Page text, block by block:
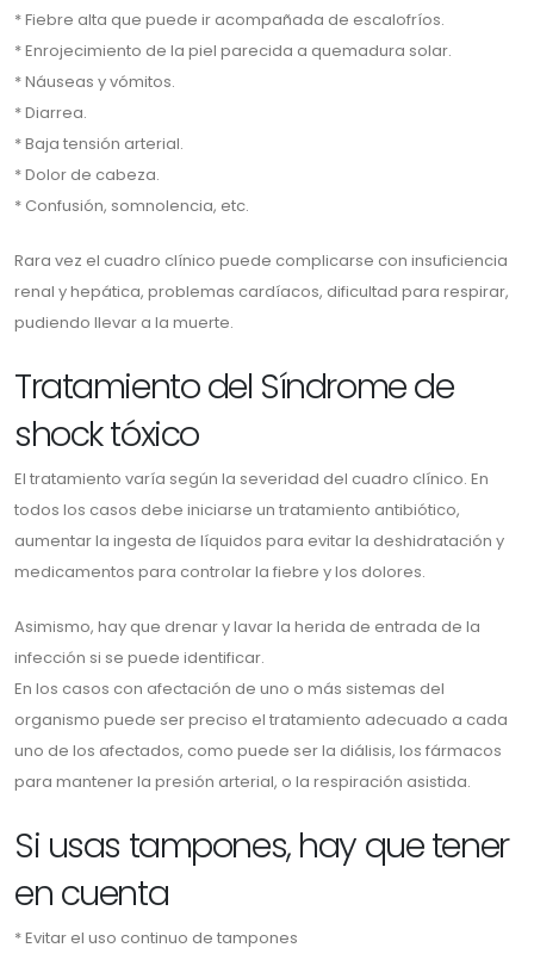
* Fiebre alta que puede ir acompañada de escalofríos.
* Enrojecimiento de la piel parecida a quemadura solar.
* Náuseas y vómitos.
* Diarrea.
* Baja tensión arterial.
* Dolor de cabeza.
* Confusión, somnolencia, etc.
Rara vez el cuadro clínico puede complicarse con insuficiencia
renal y hepática, problemas cardíacos, dificultad para respirar,
pudiendo llevar a la muerte.
Tratamiento del Síndrome de
shock tóxico
El tratamiento varía según la severidad del cuadro clínico. En
todos los casos debe iniciarse un tratamiento antibiótico,
aumentar la ingesta de líquidos para evitar la deshidratación y
medicamentos para controlar la fiebre y los dolores.
Asimismo, hay que drenar y lavar la herida de entrada de la
infección si se puede identificar.
En los casos con afectación de uno o más sistemas del
organismo puede ser preciso el tratamiento adecuado a cada
uno de los afectados, como puede ser la diálisis, los fármacos
para mantener la presión arterial, o la respiración asistida.
Si usas tampones, hay que tener
en cuenta
* Evitar el uso continuo de tampones